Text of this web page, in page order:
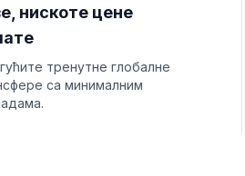
нискоте цене
тренутне глобалне
са минималним